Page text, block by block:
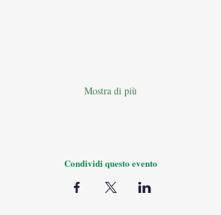
Mostra di più
Condividi questo evento